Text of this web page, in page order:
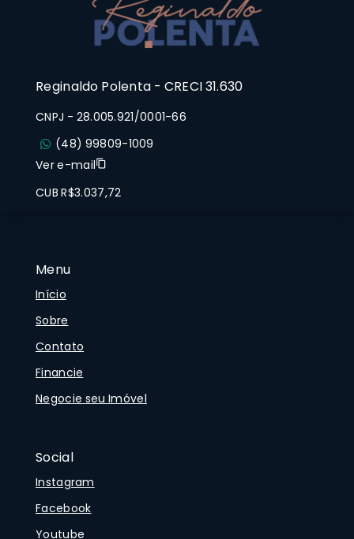
Menu
Início
Sobre
Contato
Financie
Negocie seu Imóvel
Social
Instagram
Facebook
Youtube
Reginaldo Polenta - CRECI 31.630
CNPJ - 28.005.921/0001-66
(48) 99809-1009
Ver e-mail
CUB R$3.037,72